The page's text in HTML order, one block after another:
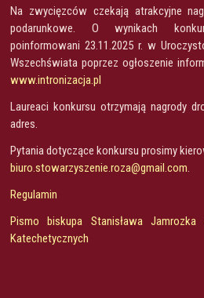
Na zwycięzców czekają atrakcyjne
podarunkowe. O wynikach
poinformowani 23.11.2025 r. w
Wszechświata poprzez ogłoszenie
www.intronizacja.pl
Laureaci konkursu otrzymają nagrody
adres.
Pytania dotyczące konkursu prosimy
biuro.stowarzyszenie.roza@gmail.com.
Regulamin
Pismo biskupa Stanisława Jamrozka
Katechetycznych